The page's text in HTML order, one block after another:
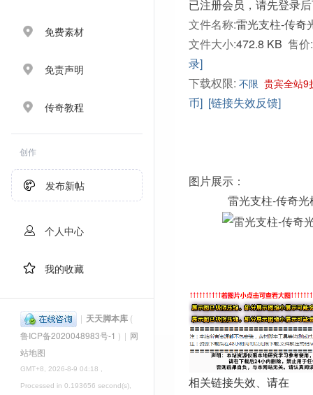
免费素材
免责声明
传奇教程
创作
发布新帖
个人中心
我的收藏
| 天天脚本库 (
鲁ICP备2020048983号-1 ) | 网
站地图
GMT+8, 2026-8-9 04:18 ,
Processed in 0.193656 second(s),
已注册会员，请先登录
文件名称:雷光支柱-传奇
文件大小:472.8 KB 售价:
录]
下载权限: 不限 贵宾全站9
币] [链接失效反馈]
图片展示：
雷光支柱-传奇光
相关链接失效、请在